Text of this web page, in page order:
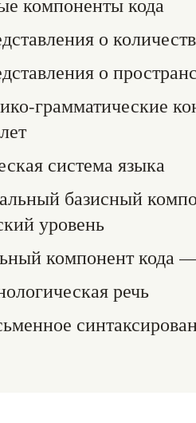
о
о
грамматические
система языка
базисный
уровень
компонент кода
речь